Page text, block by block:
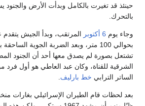
حينئذ قد تغيرت بالكامل وبدأت الأرض والجنود
بالتحرك.
وجاء يوم 6 أكتوبر
المرتقب، وبدأ الجيش
بحوالي 100 متر، وبعد الضربة الجوية
تشتعل بصورة لم يصدق معها أحد أن الجنود
الشرقية للقناة، وكان عبد العاطي هو أول
الساتر الترابي خط بارليف
بعد لحظات قام الطيران الإسرائيلي بغارات